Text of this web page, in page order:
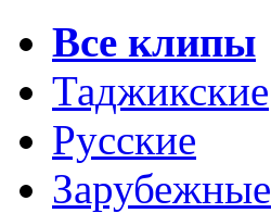
Все клипы
Таджикские
Русские
Зарубежные